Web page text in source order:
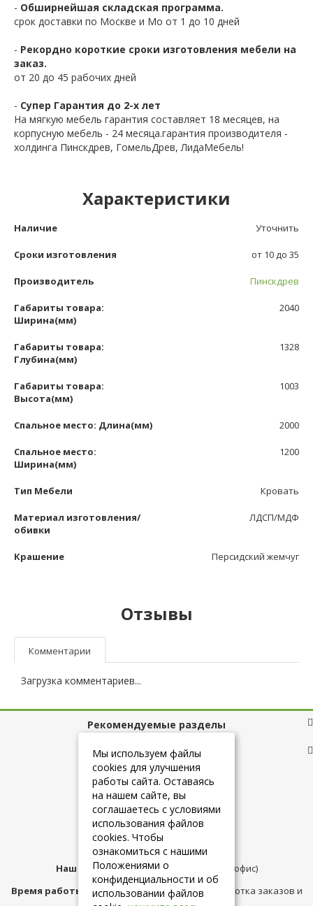
- Обширнейшая складская программа.
срок доставки по Москве и Мо от 1 до 10 дней
- Рекордно короткие сроки изготовления мебели на
заказ.
от 20 до 45 рабочих дней
- Супер Гарантия до 2-х лет
На мягкую мебель гарантия составляет 18 месяцев, на
корпусную мебель - 24 месяца.гарантия производителя -
холдинга Пинскдрев, ГомельДрев, ЛидаМебель!
Характеристики
Наличие Уточнить
Сроки изготовления от 10 до 35
Производитель Пинскдрев
Габариты товара:
Ширина(мм)
2040
Габариты товара:
Глубина(мм)
1328
Габариты товара:
Высота(мм)
1003
Спальное место: Длина(мм) 2000
Спальное место:
Ширина(мм)
1200
Тип Мебели Кровать
Материал изготовления/
обивки
ЛДСП/МДФ
Крашение Персидский жемчуг
Отзывы
Комментарии
Загрузка комментариев...
Рекомендуемые разделы
Полезные ссылки
+7 (925) 084-10-60
Наш адрес:Москва,ул.Плещеева д.12 (офис)
Время работы магазина:с 10:00 до 21:00 (обработка заказов и
Мы используем файлы
cookies для улучшения
работы сайта. Оставаясь
на нашем сайте, вы
соглашаетесь с условиями
использования файлов
cookies. Чтобы
ознакомиться с нашими
Положениями о
конфиденциальности и об
использовании файлов